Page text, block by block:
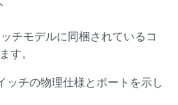
チモデルに同梱されているコ
す。
ッチの物理仕様とポートを示し